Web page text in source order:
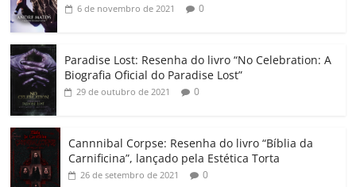
6 de novembro de 2021 0
Paradise Lost: Resenha do livro “No Celebration: A
Biografia Oficial do Paradise Lost”
29 de outubro de 2021 0
Cannnibal Corpse: Resenha do livro “Bíblia da
Carnificina”, lançado pela Estética Torta
26 de setembro de 2021 0